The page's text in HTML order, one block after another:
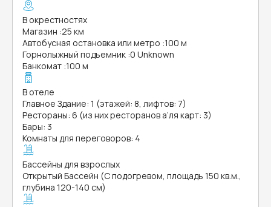
В окрестностях
Магазин :25 км
Автобусная остановка или метро :100 м
Горнолыжный подъемник :0 Unknown
Банкомат :100 м
В отеле
Главное Здание: 1 (этажей: 8, лифтов: 7)
Рестораны: 6 (из них ресторанов а’ля карт: 3)
Бары: 3
Комнаты для переговоров: 4
Бассейны для взрослых
Открытый Бассейн (С подогревом, площадь 150 кв.м.,
глубина 120-140 см)